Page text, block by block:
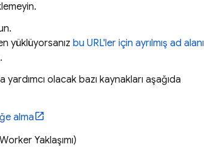
yüklüyorsanız bu URL'ler için ayrılmış ad alanı
yardımcı olacak bazı kaynakları aşağıda
alma
Yaklaşımı)